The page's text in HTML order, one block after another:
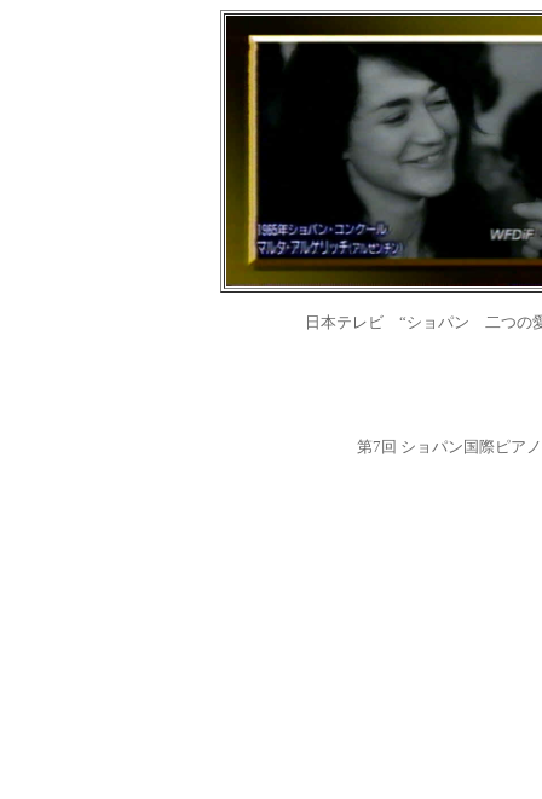
日本テレビ “ショパン 二つの
第7回 ショパン国際ピア